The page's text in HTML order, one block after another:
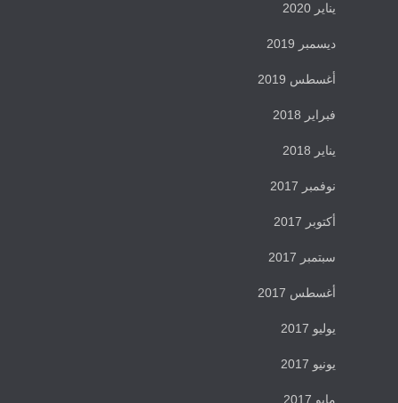
يناير 2020
ديسمبر 2019
أغسطس 2019
فبراير 2018
يناير 2018
نوفمبر 2017
أكتوبر 2017
سبتمبر 2017
أغسطس 2017
يوليو 2017
يونيو 2017
مايو 2017